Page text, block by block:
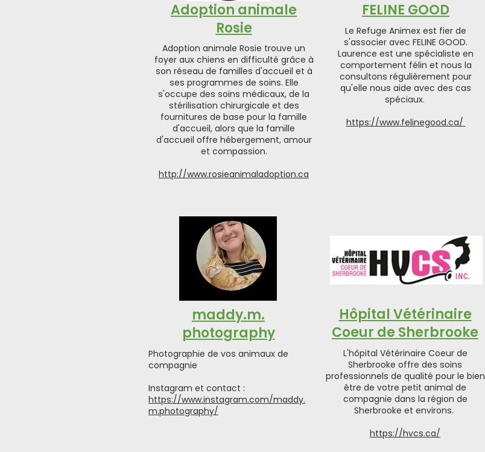
Adoption animale
Rosie
Adoption animale Rosie trouve un
foyer aux chiens en difficulté grâce à
son réseau de familles d'accueil et à
ses programmes de soins. Elle
s'occupe des soins médicaux, de la
stérilisation chirurgicale et des
fournitures de base pour la famille
d'accueil, alors que la famille
d'accueil offre hébergement, amour
et compassion.
http://www.rosieanimaladoption.ca
FELINE GOOD
Le Refuge Animex est fier de
s'associer avec FELINE GOOD.
Laurence est une spécialiste en
comportement félin et nous la
consultons régulièrement pour
qu'elle nous aide avec des cas
spéciaux.
https://www.felinegood.ca/
maddy.m.
photography
Photographie de vos animaux de
compagnie
Instagram et contact :
https://www.instagram.com/maddy.
m.photography/
Hôpital Vétérinaire
Coeur de Sherbrooke
L'hôpital Vétérinaire Coeur de
Sherbrooke offre des soins
professionnels de qualité pour le bien
être de votre petit animal de
compagnie dans la région de
Sherbrooke et environs.
https://hvcs.ca/